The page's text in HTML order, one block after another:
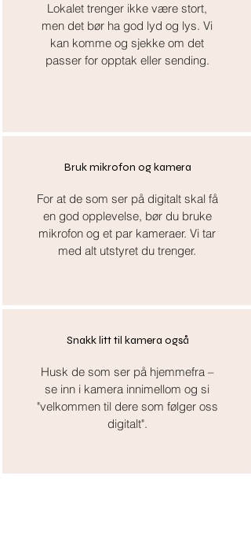
Lokalet trenger ikke være stort,
men det bør ha god lyd og lys. Vi
kan komme og sjekke om det
passer for opptak eller sending.
Bruk mikrofon og kamera
For at de som ser på digitalt skal få
en god opplevelse, bør du bruke
mikrofon og et par kameraer. Vi tar
med alt utstyret du trenger.
Snakk litt til kamera også
Husk de som ser på hjemmefra –
se inn i kamera innimellom og si
"velkommen til dere som følger oss
digitalt".